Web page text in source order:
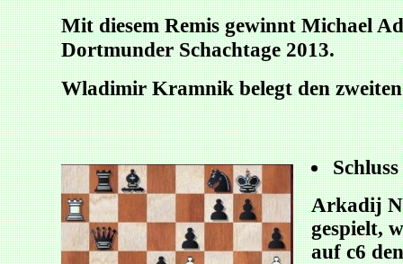
Mit diesem Remis gewinnt Michael
Dortmunder Schachtage 2013.
Wladimir Kramnik belegt den
Arkadij
gespielt,
auf c6